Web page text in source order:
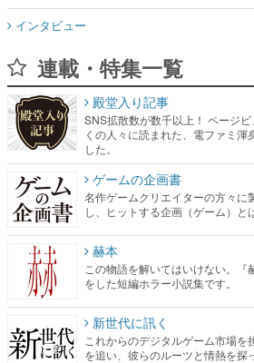
インタビュー
連載・特集一覧
殿堂入り記事
SNS拡散数が数千以上！ ページ
くの人々に読まれた、電ファミ渾
した。
ゲームの企画書
名作ゲームクリエイターの方々に
し、ヒットする企画（ゲーム）と
赫本
この物語を解いてはいけない。
をした短編ホラー小説集です。
新世代に訊く
これからのデジタルゲーム市場
を追い、彼らのルーツと情熱を探